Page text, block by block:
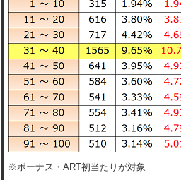
※ボーナス・ART初当たりが対象